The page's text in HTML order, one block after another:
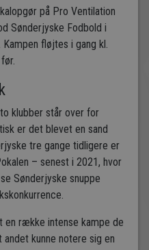
på Pro Ventilation
Sønderjyske Fodbold i
fløjtes i gang kl.
klubber står over for
er det blevet en sand
tre gange tidligere er
– senest i 2021, hvor
Sønderjyske snuppe
en række intense kampe de
kunne notere sig en